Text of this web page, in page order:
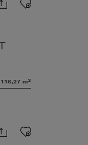
116,27 m2